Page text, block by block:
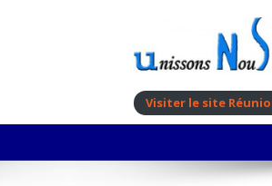
Visiter le site